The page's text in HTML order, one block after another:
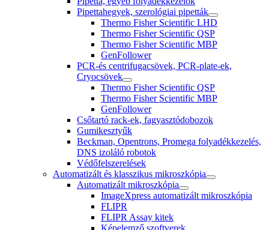
Pipettahegyek, szerológiai pipetták
Thermo Fisher Scientific LHD
Thermo Fisher Scientific QSP
Thermo Fisher Scientific MBP
GenFollower
PCR-és centrifugacsövek, PCR-plate-ek,
Cryocsövek
Thermo Fisher Scientific QSP
Thermo Fisher Scientific MBP
GenFollower
Csőtartó rack-ek, fagyasztódobozok
Gumikesztyűk
Beckman, Opentrons, Promega folyadékkezelés,
DNS izoláló robotok
Védőfelszerelések
Automatizált és klasszikus mikroszkópia
Automatizált mikroszkópia
ImageXpress automatizált mikroszkópia
FLIPR
FLIPR Assay kitek
Képelemző szoftverek